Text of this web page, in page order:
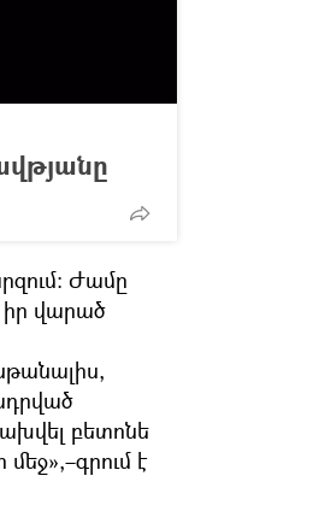
Ժամը
իր վարած
բետոնե
է